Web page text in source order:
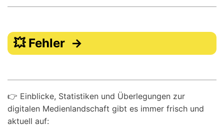
💥 Fehler →
👉 Einblicke, Statistiken und Überlegungen zur
digitalen Medienlandschaft gibt es immer frisch und
aktuell auf: